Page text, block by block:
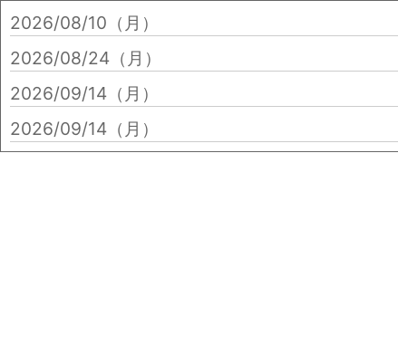
2026/08/10（月）
2026/08/24（月）
2026/09/14（月）
2026/09/14（月）